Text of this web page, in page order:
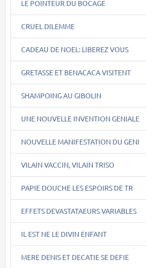
LE POINTEUR DU BOCAGE
CRUEL DILEMME
CADEAU DE NOEL: LIBEREZ VOUS
GRETASSE ET BENACACA VISITENT
SHAMPOING AU GIBOLIN
UNE NOUVELLE INVENTION GENIALE
NOUVELLE MANIFESTATION DU GENI
VILAIN VACCIN, VILAIN TRISO
PAPIE DOUCHE LES ESPOIRS DE TR
EFFETS DEVASTATAEURS VARIABLES
IL EST NE LE DIVIN ENFANT
MERE DENIS ET DECATIE SE DEFIE